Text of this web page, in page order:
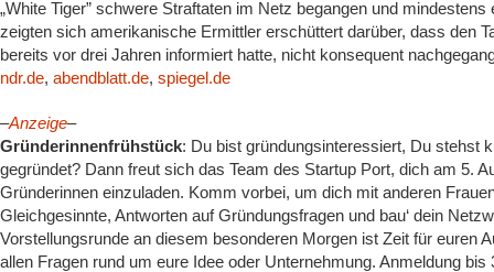
„White Tiger” schwere Straftaten im Netz begangen und
zeigten sich amerikanische Ermittler erschüttert darüber, dass den
bereits vor drei Jahren informiert hatte, nicht konsequent
ndr.de, abendblatt.de, spiegel.de
–Anzeige–
Gründerinnenfrühstück: Du bist gründungsinteressiert, Du stehst
gegründet? Dann freut sich das Team des Startup Port, dich am 5.
Gründerinnen einzuladen. Komm vorbei, um dich mit anderen
Gleichgesinnte, Antworten auf Gründungsfragen und bau‘ dein
Vorstellungsrunde an diesem besonderen Morgen ist Zeit für euren
allen Fragen rund um eure Idee oder Unternehmung. Anmeldung bis